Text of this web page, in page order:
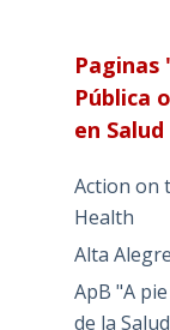
Pública
en Salud
Action on
Health
Alta
ApB "A
de la Salud